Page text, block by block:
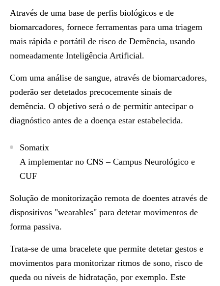
Através de uma base de perfis biológicos e de
biomarcadores, fornece ferramentas para uma triagem
mais rápida e portátil de risco de Demência, usando
nomeadamente Inteligência Artificial.
Com uma análise de sangue, através de biomarcadores,
poderão ser detetados precocemente sinais de
demência. O objetivo será o de permitir antecipar o
diagnóstico antes de a doença estar estabelecida.
Somatix
A implementar no CNS – Campus Neurológico e
CUF
Solução de monitorização remota de doentes através de
dispositivos "wearables" para detetar movimentos de
forma passiva.
Trata-se de uma bracelete que permite detetar gestos e
movimentos para monitorizar ritmos de sono, risco de
queda ou níveis de hidratação, por exemplo. Este